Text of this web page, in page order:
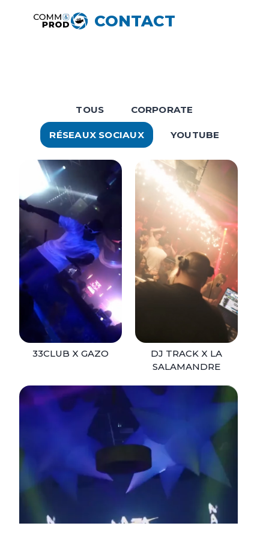
CONTACT
TOUS CORPORATE
RÉSEAUX SOCIAUX YOUTUBE
33Club x Gazo
Dj Track x La
salamandre